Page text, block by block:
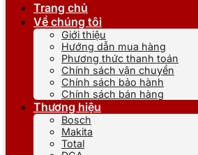
Trang chủ
Về chúng tôi
Giới thiệu
Hướng dẫn mua hàng
Phương thức thanh toán
Chính sách vận chuyển
Chính sách bảo hành
Chính sách bán hàng
Thương hiệu
Bosch
Makita
Total